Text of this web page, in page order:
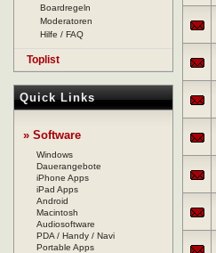
Boardregeln
Moderatoren
Hilfe / FAQ
Toplist
Quick Links
» Software
Windows
Dauerangebote
iPhone Apps
iPad Apps
Android
Macintosh
Audiosoftware
PDA / Handy / Navi
Portable Apps